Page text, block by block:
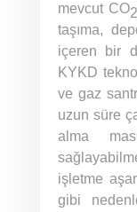
mevcut CO2
taşıma,
içeren bir
KYKD
ve gaz
uzun süre
alma
işletme
gibi